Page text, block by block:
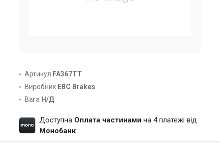
Артикул FA367TT
Виробник EBC Brakes
Вага Н/Д
Доступна Оплата частинами на 4 платежі від
Монобанк